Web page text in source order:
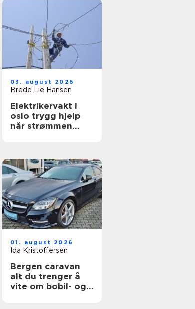
03. august 2026
Brede Lie Hansen
Elektrikervakt i
oslo trygg hjelp
når strømmen
01. august 2026
Ida Kristoffersen
Bergen caravan
alt du trenger å
vite om bobil- og